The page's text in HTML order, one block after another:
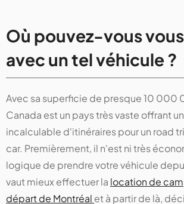
Où pouvez-vous
avec un tel véhicule ?
Avec sa superficie de presque 10 000
Canada est un pays très vaste offrant
incalculable d'itinéraires pour un road
car. Premièrement, il n'est ni très
logique de prendre votre véhicule
vaut mieux effectuer la location de
départ de Montréal et à partir de là,